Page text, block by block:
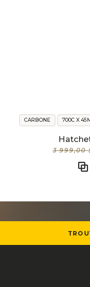
3 999,00
CARBONE 700C X